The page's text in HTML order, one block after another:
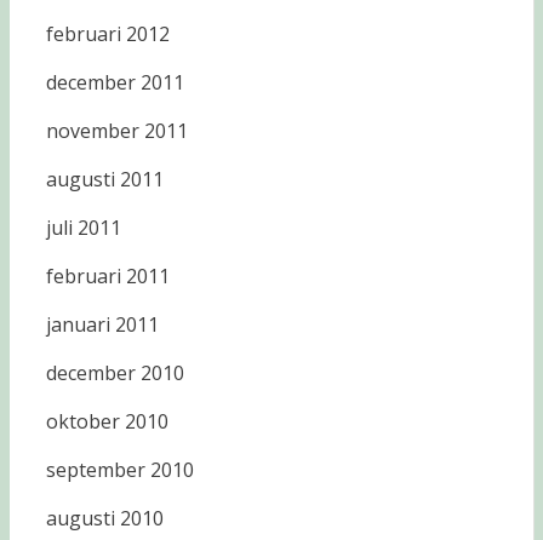
februari 2012
december 2011
november 2011
augusti 2011
juli 2011
februari 2011
januari 2011
december 2010
oktober 2010
september 2010
augusti 2010